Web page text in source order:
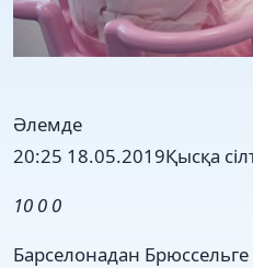
Әлемде
20:25 18.05.2019Қысқа
10 0 0
Барселонадан Брюссельге